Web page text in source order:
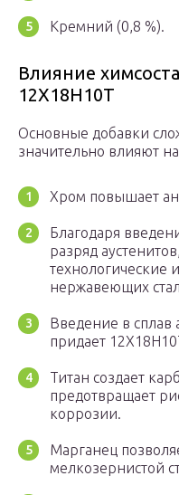
Кремний (0,8 %).
Влияние
12Х18Н10Т
Основные добавки
значительно влияют
Хром повышает
Благодаря
разряд
технологические
нержавеющих
Введение в
придает
Титан создает
предотвращает
коррозии.
Марганец
мелкозернистой